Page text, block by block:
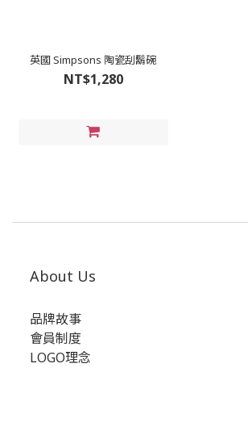
英國 Simpsons 陶瓷刮鬍碗
NT$1,280
About Us
品牌故事
會員制度
LOGO理念